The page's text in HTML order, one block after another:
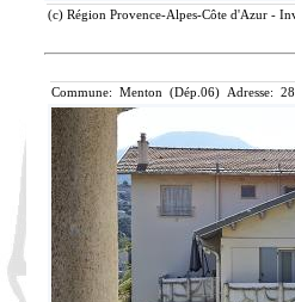
(c) Région Provence-Alpes-Côte d'Azur -
Commune: Menton (Dép.06) Adresse: